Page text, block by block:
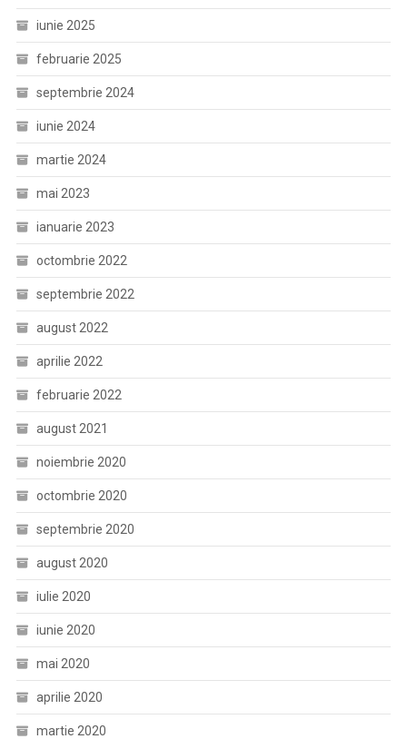
iunie 2025
februarie 2025
septembrie 2024
iunie 2024
martie 2024
mai 2023
ianuarie 2023
octombrie 2022
septembrie 2022
august 2022
aprilie 2022
februarie 2022
august 2021
noiembrie 2020
octombrie 2020
septembrie 2020
august 2020
iulie 2020
iunie 2020
mai 2020
aprilie 2020
martie 2020